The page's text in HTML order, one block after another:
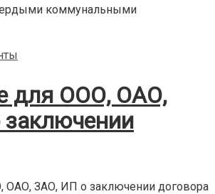
коммунальными
для ООО, ОАО,
ОАО, ЗАО, ИП о заключении договора